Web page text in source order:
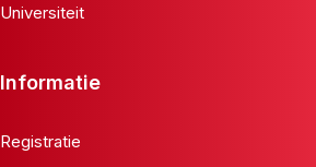
Universiteit
Informatie
Registratie